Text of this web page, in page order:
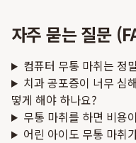
자주 묻는 질문
컴퓨터 무통 마취는 정
치과 공포증이 너무 심
떻게 해야 하나요?
무통 마취를 하면 비용
어린 아이도 무통 마취